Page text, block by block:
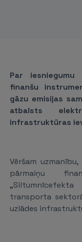
Par iesniegumu
finanšu
gāzu emisijas
atbalsts
infrastruktūras
Vēršam
pārmaiņu
transporta
uzlādes